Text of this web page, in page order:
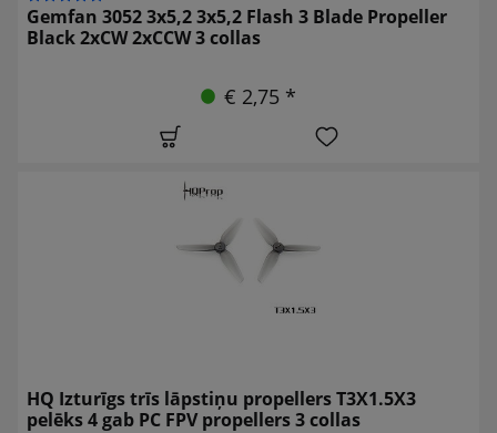
Gemfan 3052 3x5,2 3x5,2 Flash 3 Blade Propeller
Black 2xCW 2xCCW 3 collas
€ 2,75 *
HQ Izturīgs trīs lāpstiņu propellers T3X1.5X3
pelēks 4 gab PC FPV propellers 3 collas